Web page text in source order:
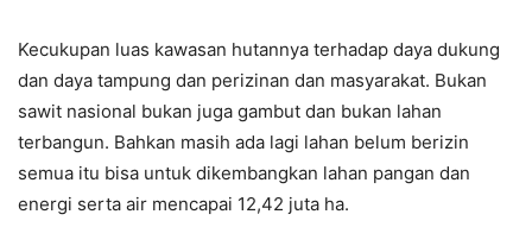
Kecukupan luas kawasan hutannya terhadap daya dukung
dan daya tampung dan perizinan dan masyarakat. Bukan
sawit nasional bukan juga gambut dan bukan lahan
terbangun. Bahkan masih ada lagi lahan belum berizin
semua itu bisa untuk dikembangkan lahan pangan dan
energi serta air mencapai 12,42 juta ha.